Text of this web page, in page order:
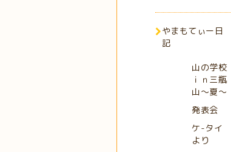
やまもてぃー日
記
山の学校
ｉｎ三瓶
山～夏～
発表会
ケ-タイ
より